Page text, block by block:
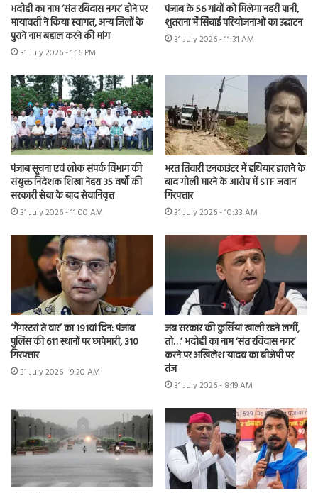
भदोही का नाम ‘संत रविदास नगर’ होने पर
मायावती ने किया स्वागत, अन्य जिलों के
पुराने नाम बहाल करने की मांग
31 July 2026 - 1:16 PM
पंजाब के 56 गांवों को मिलेगा नहरी पानी,
शुतराना में सिंचाई परियोजनाओं का उद्घाटन
31 July 2026 - 11:31 AM
पंजाब सूचना एवं लोक संपर्क विभाग की
संयुक्त निदेशक शिखा नेहरा 35 वर्षों की
सरकारी सेवा के बाद सेवानिवृत्त
31 July 2026 - 11:00 AM
भरत तिवारी एनकाउंटर में हथियार डालने के
बाद गोली मारने के आरोप में STF जवान
गिरफ्तार
31 July 2026 - 10:33 AM
‘गैंगस्टरां ते वार’ का 191वां दिन: पंजाब
पुलिस की 611 स्थानों पर छापेमारी, 310
गिरफ्तार
31 July 2026 - 9:20 AM
जब सरकार की कुर्सियां खाली रहने लगीं,
तो…’ भदोही का नाम ‘संत रविदास नगर’
करने पर अखिलेश यादव का बीजेपी पर
तंज
31 July 2026 - 8:19 AM